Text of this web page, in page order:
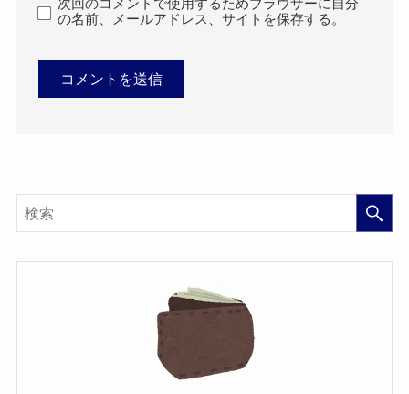
次回のコメントで使用するためブラウザーに自分
の名前、メールアドレス、サイトを保存する。